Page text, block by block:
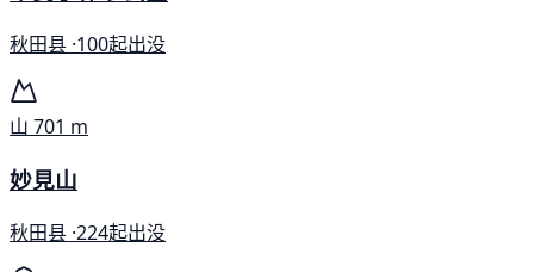
秋田县 ·100起出没
山 701 m
妙見山
秋田县 ·224起出没